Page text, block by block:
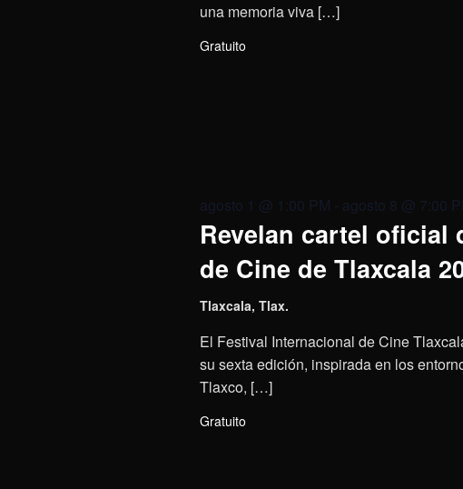
una memoria viva […]
Gratuito
Revelan cartel oficial
de Cine de Tlaxcala
agosto 1 @ 1:00 PM - agosto 8 @ 7:00
Tlaxcala, Tlax.
El Festival Internacional de Cine
su sexta edición, inspirada en los
Tlaxco, […]
Gratuito